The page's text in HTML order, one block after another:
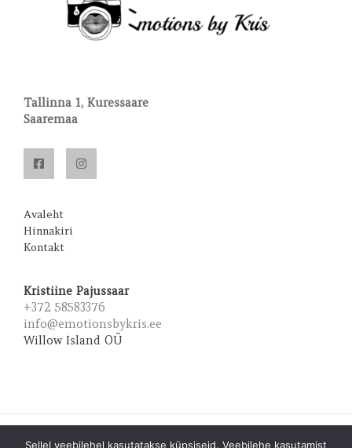
Tallinna 1, Kuressaare
Saaremaa
Avaleht
Hinnakiri
Kontakt
Kristiine Pajussaar
+372 58583376
info@emotionsbykris.ee
Willow Island OÜ
Copyright © 2026 Emotions by Kris | Powered by Emotions
Sellel veebilehel kasutatakse küpsiseid. Veebilehe kasutamist